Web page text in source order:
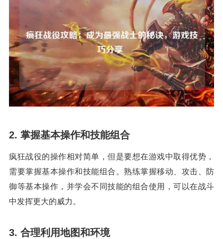
2. 掌握基本操作和技能组合
疯狂战役的操作相对简单，但是要想在游戏中取得优势，
需要掌握基本操作和技能组合。熟练掌握移动、攻击、防
御等基本操作，并学会不同技能的组合使用，可以在战斗
中发挥更大的威力。
3. 合理利用地图和环境